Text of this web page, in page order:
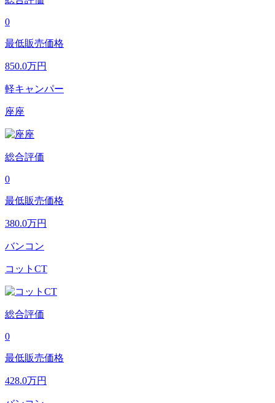
0
最低販売価格
850.0万円
軽キャンパー
座座
総合評価
0
最低販売価格
380.0万円
バンコン
コットCT
総合評価
0
最低販売価格
428.0万円